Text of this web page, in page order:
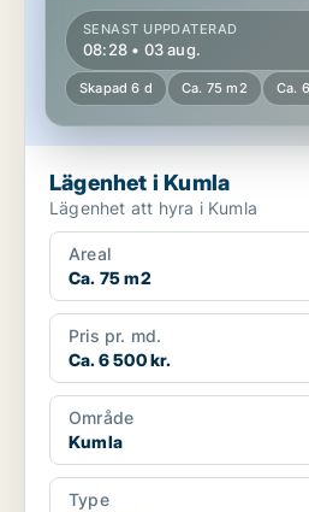
SENAST UPPDATERAD
08:28 • 03 aug.
Skapad 6 d Ca. 75 m2 Ca.
Lägenhet i Kumla
Lägenhet att hyra i Kumla
Areal
Ca. 75 m2
Pris pr. md.
Ca. 6 500 kr.
Område
Kumla
Type